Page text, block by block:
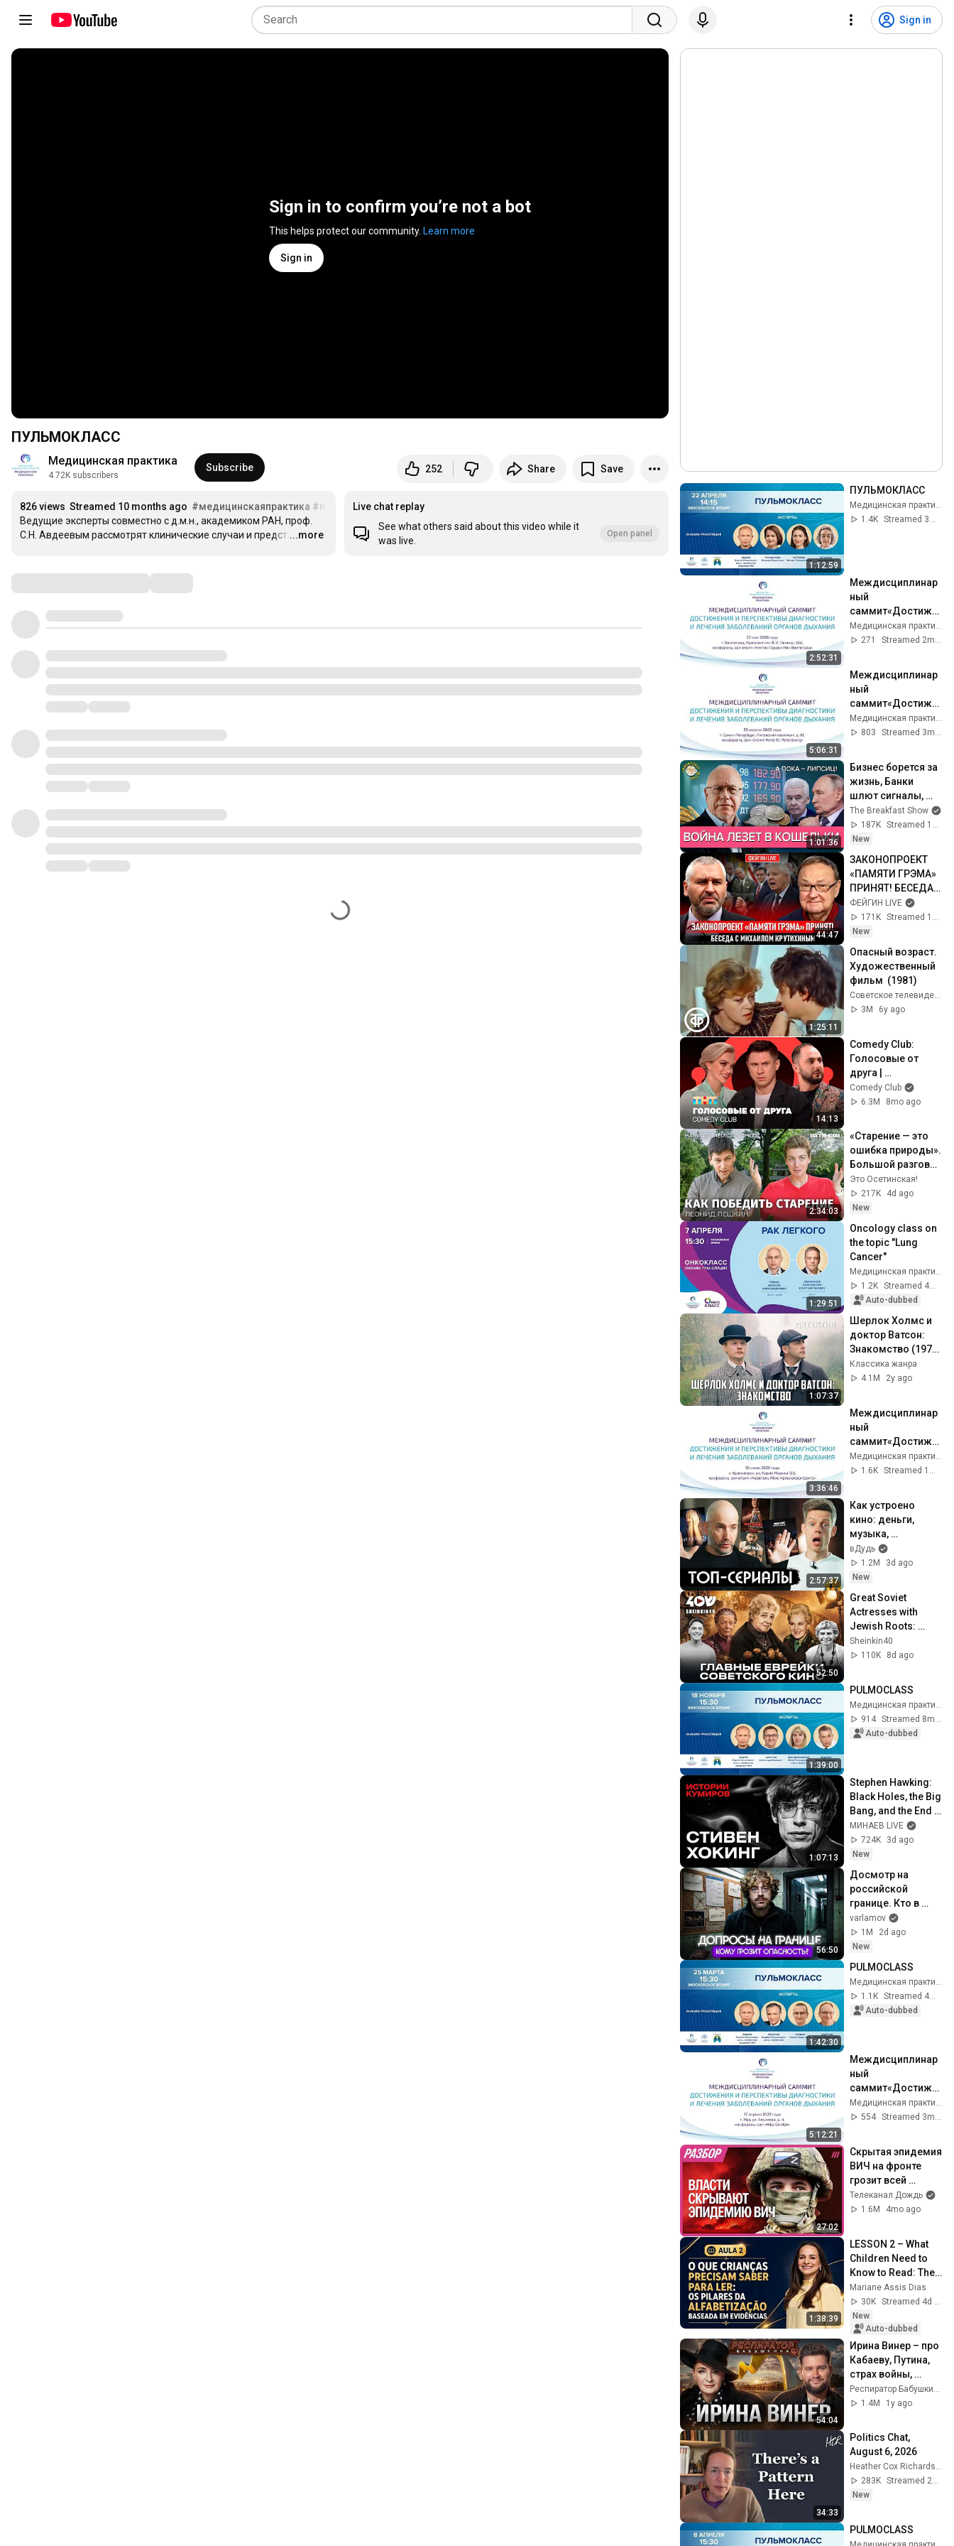
Sign in
Sign in to confirm you’re not a bot
This helps protect our community. Learn more
Sign in
ПУЛЬМОКЛАСС
Медицинская практика
4.72K subscribers
Subscribe 252 Share Save
826 views Streamed 10 months ago #медицинскаяпрактика #пульмокласс
Ведущие эксперты совместно с д.м.н., академиком РАН, проф.
С.Н. Авдеевым рассмотрят клинические случаи и представят с…
...more
Live chat replay
See what others said about this video while it
was live.
Open panel
1:12:59
ПУЛЬМОКЛАСС
Медицинская практика
1.4K
Streamed 3mo ago
2:52:31
Междисциплинар
ный
саммит«Достиже
ния и перспективы
диагностики и
органов дыхания»
Медицинская практика
271
Streamed 2mo ago
5:06:31
Междисциплинар
ный
саммит«Достиже
ния и перспективы
диагностики и
заболеваний
органов дыхания»
Медицинская практика
803
Streamed 3mo ago
1:01:36
Бизнес борется за
жизнь, Банки
шлют сигналы,
Аграрии в беде.
Игорь Липсиц
The Breakfast Show
187K
New
44:47
ЗАКОНОПРОЕКТ
«ПАМЯТИ ГРЭМА»
ПРИНЯТ! БЕСЕДА С
МИХАИЛОМ
КРУТИХИНЫМ
ФЕЙГИН LIVE
171K
New
1:25:11
Опасный возраст.
Художественный
фильм  (1981)
3M
6y ago
14:13
Comedy Club:
Голосовые от
друга |
Батрутдинов,
Карибидис, Шкуро
ia
Comedy Club
6.3M
8mo ago
2:34:03
«Старение — это
ошибка природы».
Большой разговор
с ученым из
Гарварда
Это Осетинская!
217K
4d ago
New
1:29:51
Oncology class on
the topic "Lung
Cancer"
Медицинская практика
1.2K
Streamed 4mo ago
Auto-dubbed
1:07:37
Шерлок Холмс и
доктор Ватсон:
Знакомство (1979
год)
криминальный
Классика жанра
4.1M
2y ago
3:36:46
Междисциплинар
ный
саммит«Достиже
ния и перспективы
диагностики и
заболеваний
органов дыхания»
Медицинская практика
1.6K
Streamed 1mo ago
2:57:37
Как устроено
кино: деньги,
музыка,
лицемерие,
Голливуд / вДудь
вДудь
1.2M
3d ago
New
52:50
Great Soviet
Actresses with
Jewish Roots:
Ranevskaya,
Peltzer,
Sheinkin40
110K
8d ago
1:39:00
PULMOCLASS
Медицинская практика
914
Streamed 8mo ago
Auto-dubbed
1:07:13
Stephen Hawking:
Black Holes, the Big
Bang, and the End
of the Universe /
Idol Stories /
MINAEV
МИНАЕВ LIVE
724K
3d ago
New
56:50
Досмотр на
российской
границе. Кто в
зоне риска? |
Допросы
уехавших,
varlamov
1M
2d ago
New
1:42:30
PULMOCLASS
1.1K
Auto-dubbed
5:12:21
Междисциплинар
ный
саммит«Достиже
ния и перспективы
диагностики и
органов дыхания»
554
27:02
Скрытая эпидемия
ВИЧ на фронте
грозит всей
России
Телеканал Дождь
1.6M
4mo ago
1:38:39
LESSON 2 – What
Children Need to
Know to Read: The
Pillars of Evidence-
Based Literacy
Mariane Assis Dias
30K
New
Auto-dubbed
54:04
Ирина Винер – про
Кабаеву, Путина,
страх войны,
политику в спорте,
Россию,
деньги
1.4M
1y ago
34:33
Politics Chat,
August 6, 2026
Heather Cox Richardson
283K
Streamed 2d ago
New
PULMOCLASS